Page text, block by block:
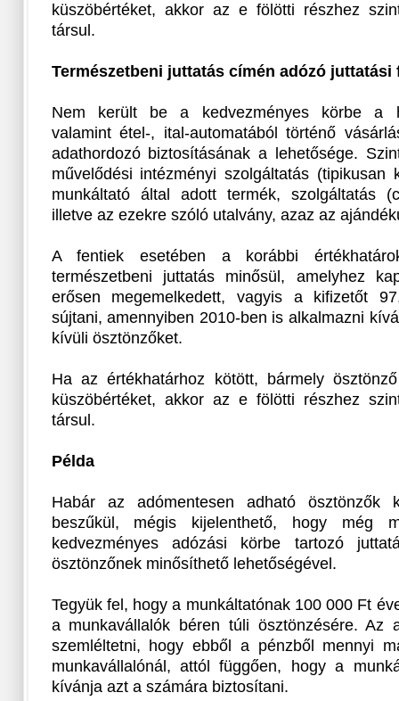
küszöbértéket, akkor az e fölötti részhez
társul.
Természetbeni juttatás címén adózó juttatási
Nem került be a kedvezményes körbe a
valamint étel-, ital-automatából történő
adathordozó biztosításának a lehetősége.
művelődési intézményi szolgáltatás (tipikusan
munkáltató által adott termék, szolgáltatás
illetve az ezekre szóló utalvány, azaz az
A fentiek esetében a korábbi
természetbeni juttatás minősül, amelyhez
erősen megemelkedett, vagyis a kifizetőt
sújtani, amennyiben 2010-ben is alkalmazni
kívüli ösztönzőket.
Ha az értékhatárhoz kötött, bármely
küszöbértéket, akkor az e fölötti részhez
társul.
Példa
Habár az adómentesen adható ösztönzők
beszűkül, mégis kijelenthető, hogy még
kedvezményes adózási körbe tartozó
ösztönzőnek minősíthető lehetőségével.
Tegyük fel, hogy a munkáltatónak 100 000 Ft
a munkavállalók béren túli ösztönzésére. Az
szemléltetni, hogy ebből a pénzből mennyi
munkavállalónál, attól függően, hogy a
kívánja azt a számára biztosítani.